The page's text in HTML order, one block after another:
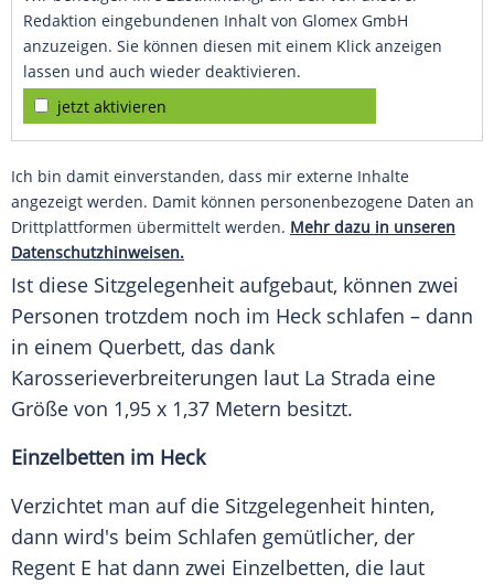
Redaktion eingebundenen Inhalt von Glomex GmbH
anzuzeigen. Sie können diesen mit einem Klick anzeigen
lassen und auch wieder deaktivieren.
jetzt aktivieren
Ich bin damit einverstanden, dass mir externe Inhalte
angezeigt werden. Damit können personenbezogene Daten an
Drittplattformen übermittelt werden. Mehr dazu in unseren
Datenschutzhinweisen.
Ist diese Sitzgelegenheit aufgebaut, können zwei
Personen trotzdem noch im Heck schlafen – dann
in einem Querbett, das dank
Karosserieverbreiterungen laut La Strada eine
Größe von 1,95 x 1,37 Metern besitzt.
Einzelbetten im Heck
Verzichtet man auf die Sitzgelegenheit hinten,
dann wird's beim Schlafen gemütlicher, der
Regent E hat dann zwei Einzelbetten, die laut